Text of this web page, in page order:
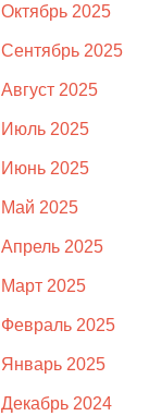
Октябрь 2025
Сентябрь 2025
Август 2025
Июль 2025
Июнь 2025
Май 2025
Апрель 2025
Март 2025
Февраль 2025
Январь 2025
Декабрь 2024